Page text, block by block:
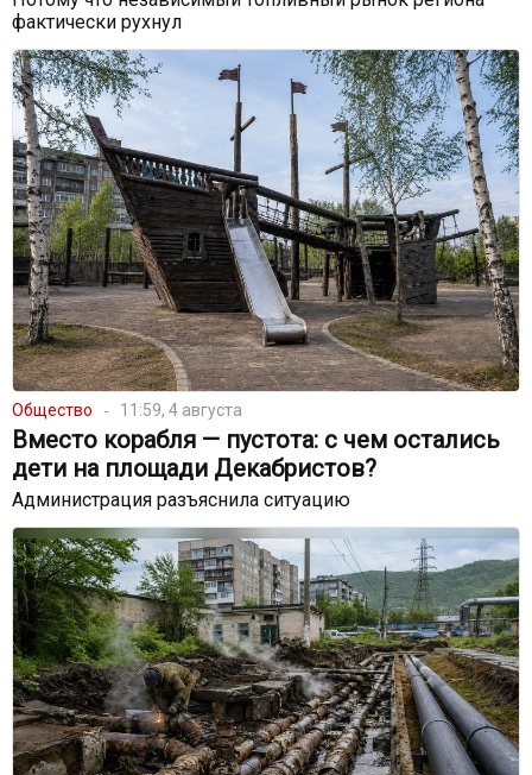
фактически рухнул
Общество 11:59, 4 августа
Вместо корабля — пустота: с чем остались
дети на площади Декабристов?
Администрация разъяснила ситуацию